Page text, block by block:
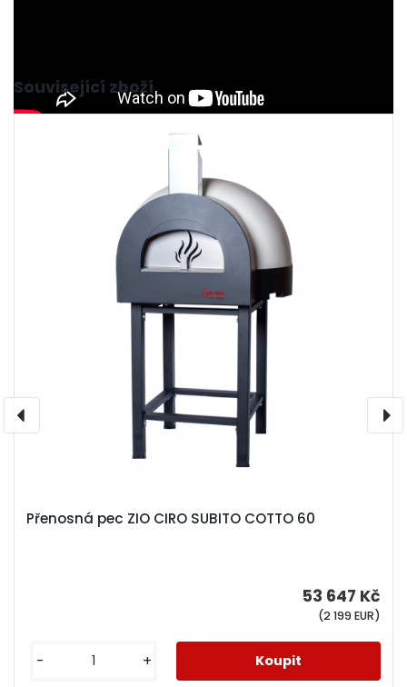
Související zboží
Přenosná pec ZIO CIRO SUBITO COTTO 60
53 647 Kč
(2 199 EUR)
- +